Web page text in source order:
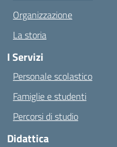
Organizzazione
La storia
I Servizi
Personale scolastico
Famiglie e studenti
Percorsi di studio
Didattica